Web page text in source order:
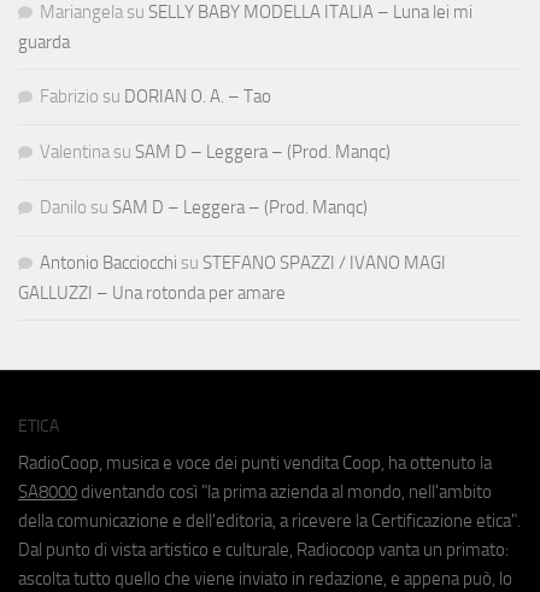
Mariangela su SELLY BABY MODELLA ITALIA – Luna lei mi
guarda
Fabrizio su DORIAN O. A. – Tao
Valentina su SAM D – Leggera – (Prod. Manqc)
Danilo su SAM D – Leggera – (Prod. Manqc)
Antonio Bacciocchi su STEFANO SPAZZI / IVANO MAGI
GALLUZZI – Una rotonda per amare
ETICA
RadioCoop, musica e voce dei punti vendita Coop, ha ottenuto la
SA8000 diventando così "la prima azienda al mondo, nell'ambito
della comunicazione e dell'editoria, a ricevere la Certificazione etica".
Dal punto di vista artistico e culturale, Radiocoop vanta un primato:
ascolta tutto quello che viene inviato in redazione, e appena può, lo